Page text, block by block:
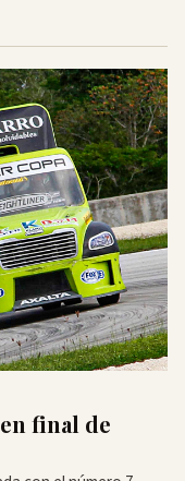
final de